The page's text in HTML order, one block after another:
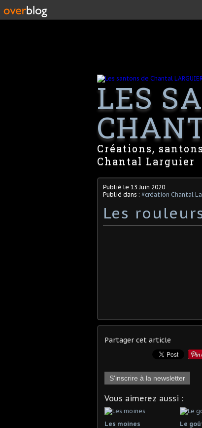
LES
Créations,
Chantal Larguier
Publié le 13 Juin 2020
Publié dans : #création Chantal
Les
Partager cet article
S'inscrire à la newsletter
Vous aimerez aussi :
Les moines Le